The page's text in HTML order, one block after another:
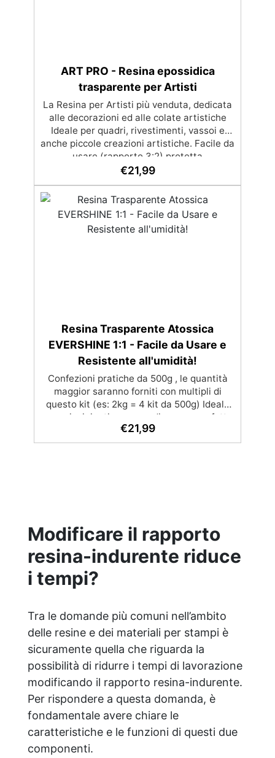
ART PRO - Resina epossidica
trasparente per Artisti
La Resina per Artisti più venduta, dedicata
alle decorazioni ed alle colate artistiche
Ideale per quadri, rivestimenti, vassoi e
anche piccole creazioni artistiche. Facile da
usare (rapporto 3:2) protetta
dall’ingiallimento grazie agli speciali filtri
mantenendo i design precisi e puliti.
Indurisce in 12-24h garantendo una
superficie lucida e brillante
€21,99
Resina Trasparente Atossica
EVERSHINE 1:1 - Facile da Usare e
Resistente all'umidità!
Confezioni pratiche da 500g , le quantità
maggior saranno forniti con multipli di
questo kit (es: 2kg = 4 kit da 500g) Ideale
per principianti: a prova di errore, perfetta
per chi inizia. Sempre lucida: garantisce
una finitura brillante e uniforme in ogni
graffi e umidità.
€21,99
Modificare il rapporto
resina-indurente riduce
i tempi?
Tra le domande più comuni nell’ambito
delle resine e dei materiali per stampi è
sicuramente quella che riguarda la
possibilità di ridurre i tempi di lavorazione
modificando il rapporto resina-indurente.
Per rispondere a questa domanda, è
fondamentale avere chiare le
caratteristiche e le funzioni di questi due
componenti.